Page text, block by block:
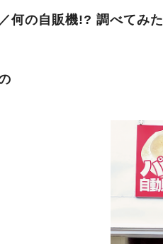
何の自販機!? 調べてみた